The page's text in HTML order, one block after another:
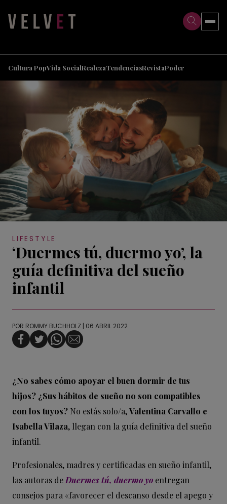
Cultura PopVida SocialRealezaTendenciasRevistaPoder
LIFESTYLE
‘Duermes tú, duermo yo’, la
guía definitiva del sueño
infantil
POR ROMMY BUCHHOLZ | 06 ABRIL 2022
¿No sabes cómo apoyar el buen dormir de tus
hijos? ¿Sus hábitos de sueño no son compatibles
con los tuyos? No estás solo/a,Valentina Carvallo e
Isabella Vilaza, llegan con la guía definitiva del sueño
infantil.
Profesionales, madres y certificadas en sueño infantil,
las autoras de Duermes tú, duermo yo entregan
consejos para «favorecer el descanso desde el apego y